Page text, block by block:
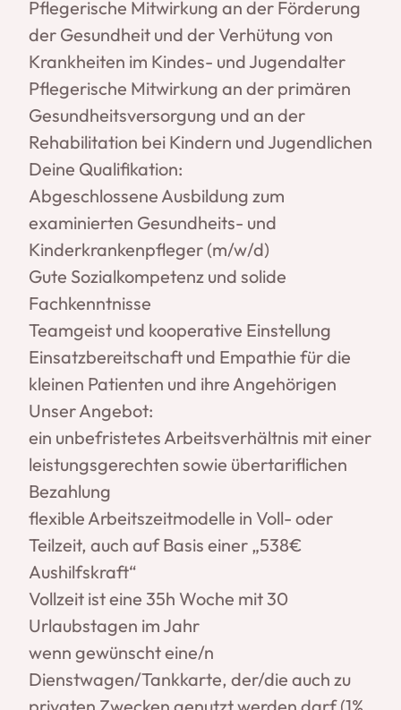
Pflegerische Mitwirkung an der Förderung
der Gesundheit und der Verhütung von
Krankheiten im Kindes- und Jugendalter
Pflegerische Mitwirkung an der primären
Gesundheitsversorgung und an der
Rehabilitation bei Kindern und Jugendlichen
Deine Qualifikation:
Abgeschlossene Ausbildung zum
examinierten Gesundheits- und
Kinderkrankenpfleger (m/w/d)
Gute Sozialkompetenz und solide
Fachkenntnisse
Teamgeist und kooperative Einstellung
Einsatzbereitschaft und Empathie für die
kleinen Patienten und ihre Angehörigen
Unser Angebot:
ein unbefristetes Arbeitsverhältnis mit einer
leistungsgerechten sowie übertariflichen
Bezahlung
flexible Arbeitszeitmodelle in Voll- oder
Teilzeit, auch auf Basis einer „538€
Aushilfskraft“
Vollzeit ist eine 35h Woche mit 30
Urlaubstagen im Jahr
wenn gewünscht eine/n
Dienstwagen/Tankkarte, der/die auch zu